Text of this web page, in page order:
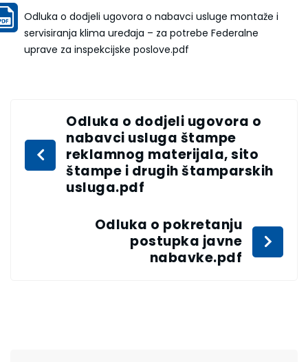
Odluka o dodjeli ugovora o nabavci usluge montaže i
servisiranja klima uređaja – za potrebe Federalne
uprave za inspekcijske poslove.pdf
Odluka o dodjeli ugovora o
nabavci usluga štampe
reklamnog materijala, sito
štampe i drugih štamparskih
usluga.pdf
Odluka o pokretanju
postupka javne
nabavke.pdf